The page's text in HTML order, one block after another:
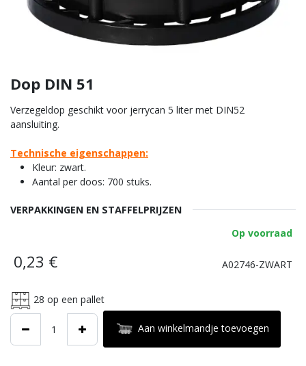
Dop DIN 51
Verzegeldop geschikt voor jerrycan 5 liter met DIN52
aansluiting.
Technische eigenschappen:
Kleur: zwart.
Aantal per doos: 700 stuks.
VERPAKKINGEN EN STAFFELPRIJZEN
Op voorraad
0,23 € A02746-ZWART
28 op een pallet
Aan winkelmandje toevoegen